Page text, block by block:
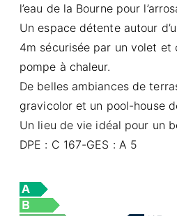
l’eau de la Bourne pour
Un espace détente autour
4m sécurisée par un volet et
pompe à chaleur.
De belles ambiances de
gravicolor et un pool-house
Un lieu de vie idéal pour un
DPE : C 167-GES : A 5